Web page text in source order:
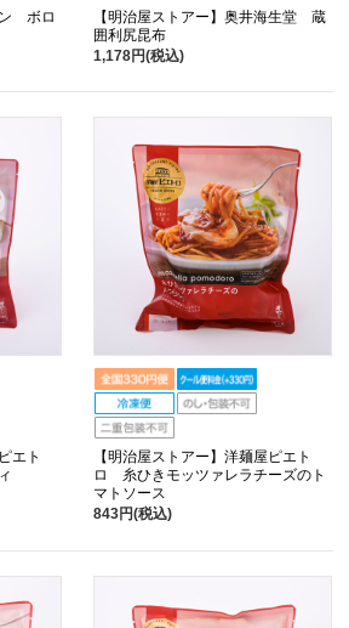
ン ボロ
【明治屋ストアー】奥井海生堂 蔵
囲利尻昆布
1,178円(税込)
エト
【明治屋ストアー】洋麺屋ピエト
ロ 糸ひきモッツァレラチーズのト
マトソース
843円(税込)